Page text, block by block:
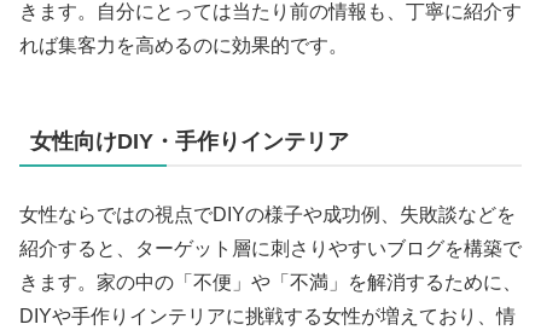
きます。自分にとっては当たり前の情報も、丁寧に紹介す
れば集客力を高めるのに効果的です。
女性向けDIY・手作りインテリア
女性ならではの視点でDIYの様子や成功例、失敗談などを
紹介すると、ターゲット層に刺さりやすいブログを構築で
きます。家の中の「不便」や「不満」を解消するために、
DIYや手作りインテリアに挑戦する女性が増えており、情